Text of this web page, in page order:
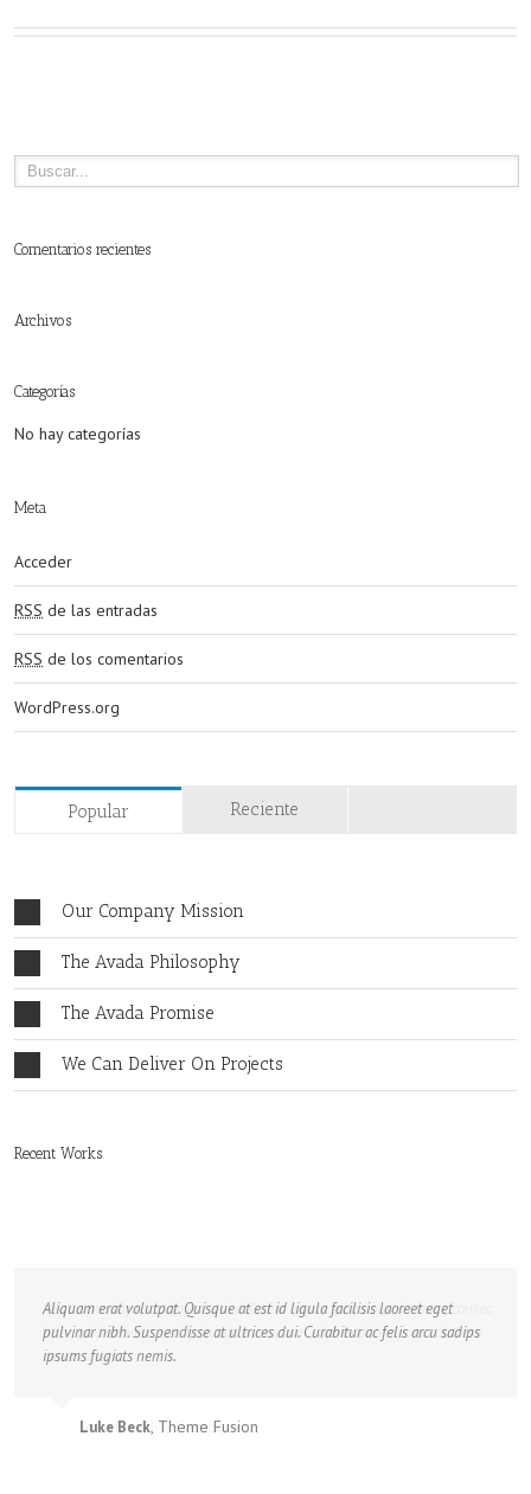
Comentarios recientes
Archivos
Categorías
No hay categorías
Meta
Acceder
RSS de las entradas
RSS de los comentarios
WordPress.org
Popular Reciente
Our Company Mission
The Avada Philosophy
The Avada Promise
We Can Deliver On Projects
Recent Works
Neque porro quisquam est, qui dolorem ipsum quia dolor sit amet, consec
tetur, adipisci velit, sed quia non numquam eius modi tempora voluptas
amets unser.
John Doe,My Company
Aliquam erat volutpat. Quisque at est id ligula facilisis laoreet eget
pulvinar nibh. Suspendisse at ultrices dui. Curabitur ac felis arcu sadips
ipsums fugiats nemis.
Luke Beck, Theme Fusion